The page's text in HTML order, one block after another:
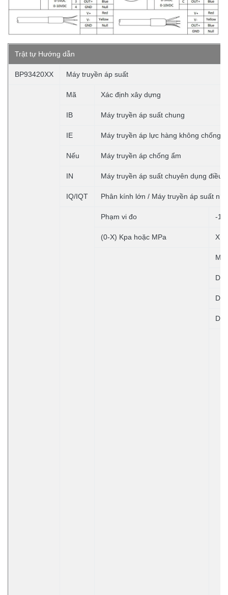
Trật tự Hướng dẫn
BP93420XX Máy truyền áp suất
Mã Xác định xây dựng
IB Máy truyền áp suất chung
IE Máy truyền áp lực hàng không chống
Nếu Máy truyền áp chống ẩm
IN Máy truyền áp suất chuyên dụng điều
IQ/IQT Phân kính lớn / Máy truyền áp suất
Phạm vi đo -
(0-X) Kpa hoặc MPa X:
Mã
D1
D2
D3